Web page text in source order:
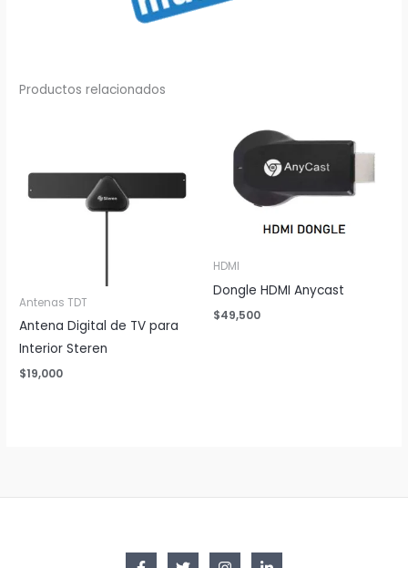
Productos relacionados
Antenas TDT
Antena Digital de TV para
Interior Steren
$19,000
HDMI
Dongle HDMI Anycast
$49,500